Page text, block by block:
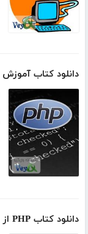
دانلود کتاب آموزش php به زبان ساده
دانلود کتاب PHP از بیخ